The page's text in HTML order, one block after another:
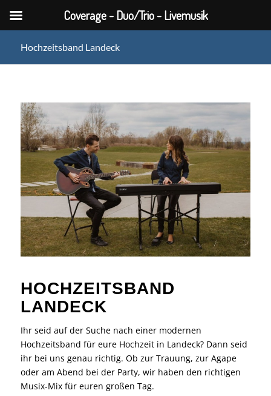
Hochzeitsband Landeck
HOCHZEITSBAND
LANDECK
Ihr seid auf der Suche nach einer modernen
Hochzeitsband für eure Hochzeit in Landeck? Dann seid
ihr bei uns genau richtig. Ob zur Trauung, zur Agape
oder am Abend bei der Party, wir haben den richtigen
Musix-Mix für euren großen Tag.
Coverage - Duo/Trio - Livemusik